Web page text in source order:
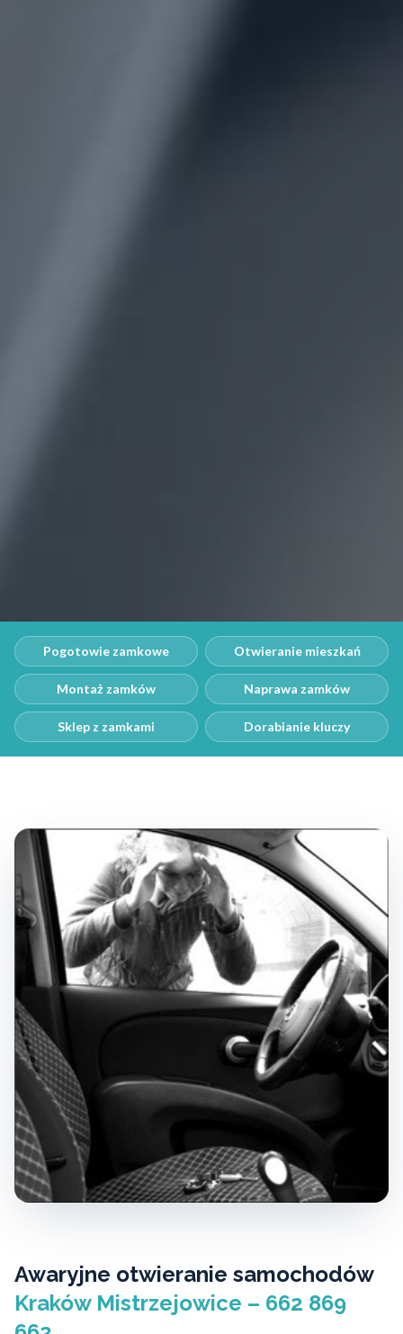
Pogotowie zamkowe Otwieranie mieszkań
Montaż zamków Naprawa zamków
Sklep z zamkami Dorabianie kluczy
Awaryjne otwieranie samochodów
Kraków Mistrzejowice – 662 869